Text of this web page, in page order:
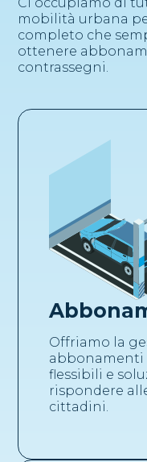
mobilità urbana
completo che
ottenere
contrassegni.
Offriamo la
abbonamenti
flessibili e
rispondere
cittadini.